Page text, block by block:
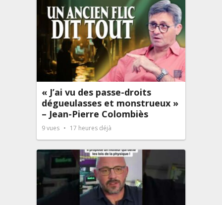
« J’ai vu des passe-droits
dégueulasses et monstrueux »
– Jean-Pierre Colombiès
9vues 17 heures déjà